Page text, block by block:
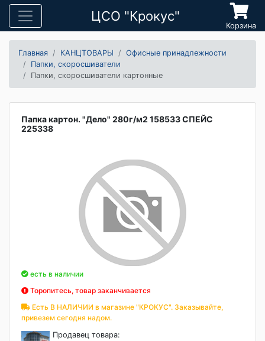
ЦСО "Крокус"
Корзина
Главная КАНЦТОВАРЫ
Офисные принадлежности
Папки, скоросшиватели
Папки, скоросшиватели картонные
Папка картон. "Дело" 280г/м2 158533 СПЕЙС
225338
есть в наличии
Торопитесь, товар заканчивается
Есть В НАЛИЧИИ в магазине "КРОКУС". Заказывайте,
привезем сегодня надом.
Продавец товара: